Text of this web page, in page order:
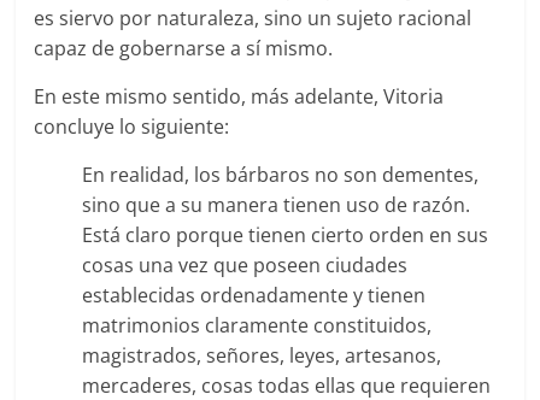
es siervo por naturaleza, sino un sujeto racional
capaz de gobernarse a sí mismo.
En este mismo sentido, más adelante, Vitoria
concluye lo siguiente:
En realidad, los bárbaros no son dementes,
sino que a su manera tienen uso de razón.
Está claro porque tienen cierto orden en sus
cosas una vez que poseen ciudades
establecidas ordenadamente y tienen
matrimonios claramente constituidos,
magistrados, señores, leyes, artesanos,
mercaderes, cosas todas ellas que requieren